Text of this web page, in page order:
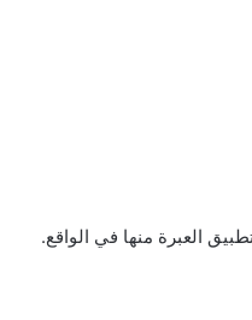
العبرة منها في الواقع.